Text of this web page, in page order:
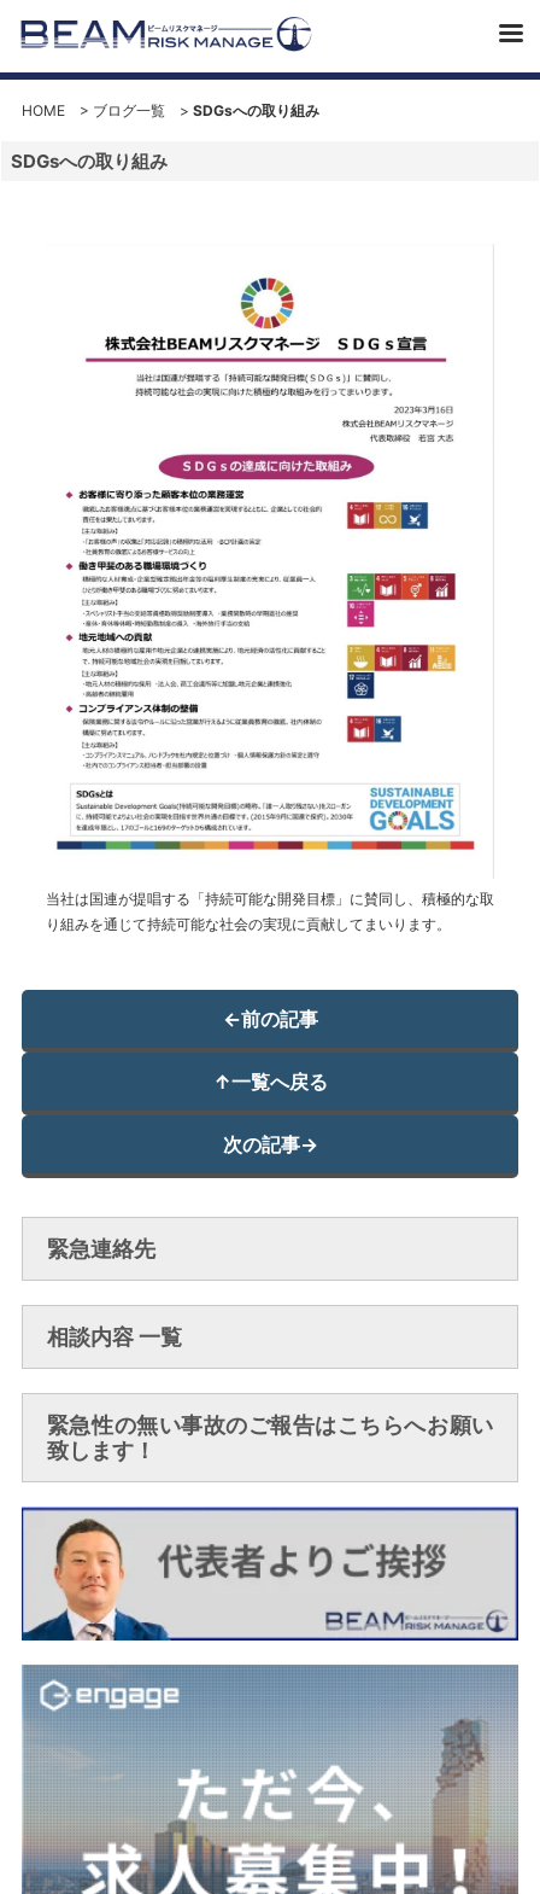
HOME> ブログ一覧> SDGsへの取り組み
SDGsへの取り組み
当社は国連が提唱する「持続可能な開発目標」に賛同し、積極的な取
り組みを通じて持続可能な社会の実現に貢献してまいります。
←前の記事
↑一覧へ戻る
次の記事→
緊急連絡先
相談内容 一覧
緊急性の無い事故のご報告はこちらへお願い
致します！